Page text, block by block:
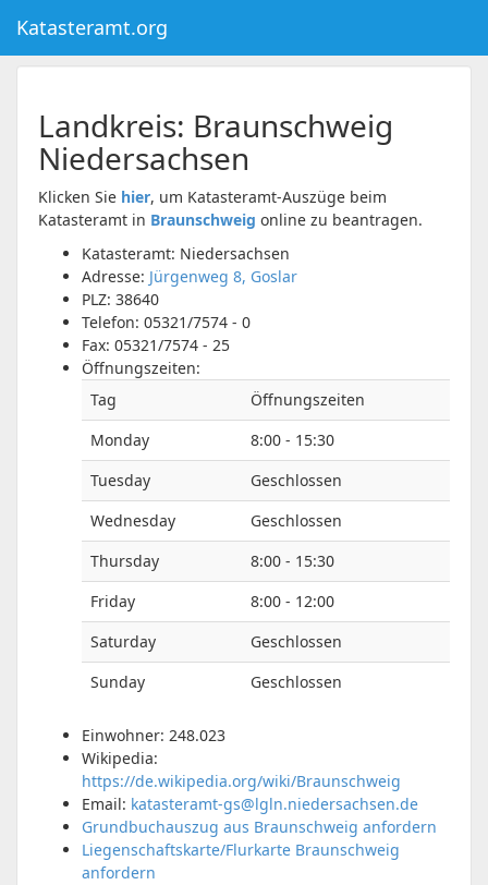
Katasteramt.org
Landkreis: Braunschweig
Niedersachsen
Klicken Sie hier, um Katasteramt-Auszüge beim
Katasteramt in Braunschweig online zu beantragen.
Katasteramt: Niedersachsen
Adresse: Jürgenweg 8, Goslar
PLZ: 38640
Telefon: 05321/7574 - 0
Fax: 05321/7574 - 25
Öffnungszeiten:
Tag
Öffnungszeiten
Monday
8:00 - 15:30
Tuesday
Geschlossen
Wednesday
Geschlossen
Thursday
8:00 - 15:30
Friday
8:00 - 12:00
Saturday
Geschlossen
Sunday
Geschlossen
Einwohner: 248.023
Wikipedia:
https://de.wikipedia.org/wiki/Braunschweig
Email: katasteramt-gs@lgln.niedersachsen.de
Grundbuchauszug aus Braunschweig anfordern
Liegenschaftskarte/Flurkarte Braunschweig
anfordern